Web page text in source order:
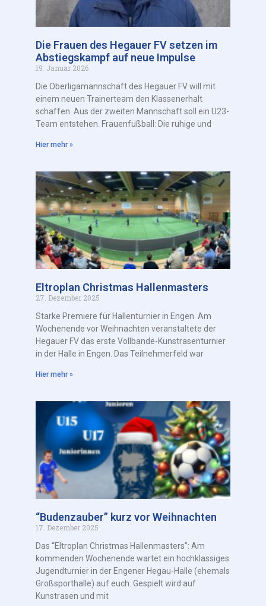
Die Frauen des Hegauer FV setzen im
Abstiegskampf auf neue Impulse
19. Januar 2026
Die Oberligamannschaft des Hegauer FV will mit
einem neuen Trainerteam den Klassenerhalt
schaffen. Aus der zweiten Mannschaft soll ein U23-
Team entstehen. Frauenfußball: Die ruhige und
Hier mehr »
Eltroplan Christmas Hallenmasters
27. Dezember 2025
Starke Premiere für Hallenturnier in Engen Am
Wochenende vor Weihnachten veranstaltete der
Hegauer FV das erste Vollbande-Kunstrasenturnier
in der Halle in Engen. Das Teilnehmerfeld war
Hier mehr »
“Budenzauber” kurz vor Weihnachten
17. Dezember 2025
Das “Eltroplan Christmas Hallenmasters”: Am
kommenden Wochenende wartet ein hochklassiges
Jugendturnier in der Engener Hegau-Halle (ehemals
Großsporthalle) auf euch. Gespielt wird auf
Kunstrasen und mit